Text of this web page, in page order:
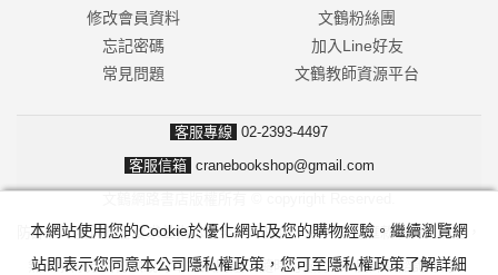
修改會員資料
忘記密碼
常見問題
文鶴粉絲團
加入Line好友
文鶴教師資源平台
客服專線 02-2393-4497
客服信箱 cranebookshop@gmail.com
防詐騙！我們不會要求並指示您至ATM操作。ATM只有匯款及轉帳功能，
無法解除分期付款或訂單錯誤問題。隨時可撥打165反詐騙諮詢專線。
本網站使用您的Cookie於優化網站及您的購物經驗。繼續瀏覽網
站即表示您同意本公司隱私權政策，您可至隱私權政策了解詳細